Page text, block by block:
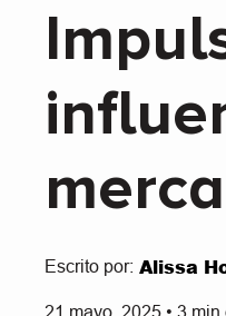
Escrito por: ​Alissa
21 mayo, 2025 • 3 min